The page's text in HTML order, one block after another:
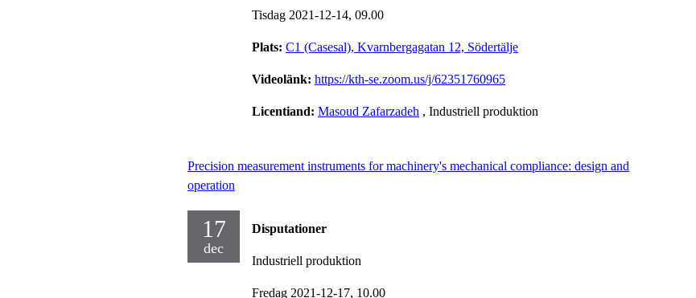
Tisdag 2021-12-14, 09.00
Plats: C1 (Casesal), Kvarnbergagatan 12, Södertälje
Videolänk: https://kth-se.zoom.us/j/62351760965
Licentiand: Masoud Zafarzadeh , Industriell produktion
Precision measurement instruments for machinery's mechanical compliance: design and
operation
17
dec
Disputationer
Industriell produktion
Fredag 2021-12-17, 10.00